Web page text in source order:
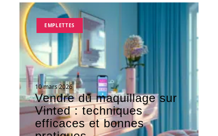
EMPLETTES
10 mars 2026
Vendre du maquillage sur
Vinted : techniques
efficaces et bonnes